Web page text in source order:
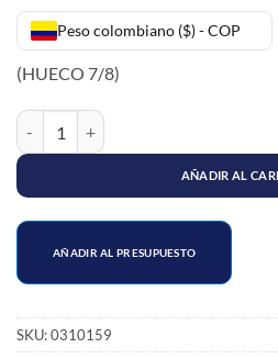
Peso colombiano ($) - COP
(HUECO 7/8)
BUJE MUELLE TRASERO PARTE
AÑADIR AL
AÑADIR AL PRESUPUESTO
SKU:0310159